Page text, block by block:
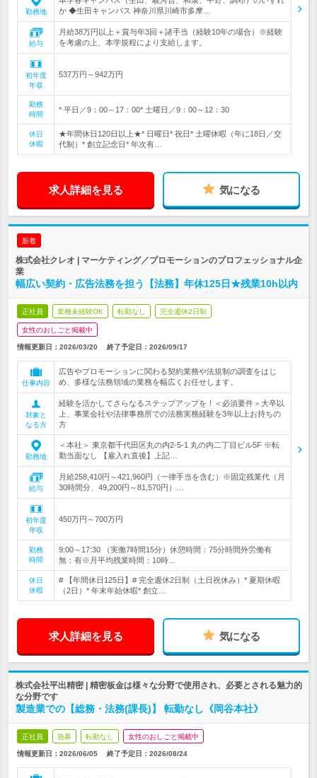
勤務地
か ◆生田キャンパス 神奈川県川崎市多摩…
給与
月給38万円以上＋賞与年3回＋諸手当（経験10年の場合）※経験
を考慮の上、本学規程により支給します。
初年度
年収
537万円～942万円
勤務
時間
* 平日／9：00～17：00* 土曜日／9：00～12：30
休日
休暇
★年間休日120日以上★* 日曜日* 祝日* 土曜休暇（年に18日／交
代制）* 創立記念日* 年次有…
求人詳細を見る 気になる
新着
株式会社クレオ | マーケティング／プロモーションのプロフェッショナル企
業
幅広い契約・広告法務を担う【法務】年休125日★残業10h以内
正社員 業種未経験OK 転勤なし 完全週休2日制
女性のおしごと掲載中
情報更新日：2026/03/20 終了予定日： 2026/09/17
仕事内容
広告やプロモーションに関わる契約業務や法規制の調査をはじ
め、多様な法務領域の業務を幅広くお任せします。
対象と
なる方
経験を活かしてさらなるステップアップを！＜必須要件＞大卒以
上、事業会社や法律事務所での法務実務経験を3年以上お持ちの
方
勤務地
＜本社＞ 東京都千代田区丸の内2-5-1 丸の内二丁目ビル5F ※転
勤当面なし 【雇入れ直後】上記…
給与
月給258,410円～421,960円（一律手当を含む）※固定残業代（月
30時間分、49,200円～81,570円）…
初年度
年収
450万円～700万円
勤務
時間
9:00～17:30 （実働7時間15分）休憩時間：75分時間外労働有
無：有※月平均残業時間：10時…
休日
休暇
# 【年間休日125日】# 完全週休2日制（土日祝休み）* 夏期休暇
（2日）* 年末年始休暇* 創立…
求人詳細を見る 気になる
株式会社平出精密 | 精密板金は様々な分野で使用され、必要とされる魅力的
な分野です
製造業での【総務・法務(課長)】 転勤なし《岡谷本社》
正社員 急募 転勤なし 女性のおしごと掲載中
情報更新日：2026/06/05 終了予定日： 2026/08/24